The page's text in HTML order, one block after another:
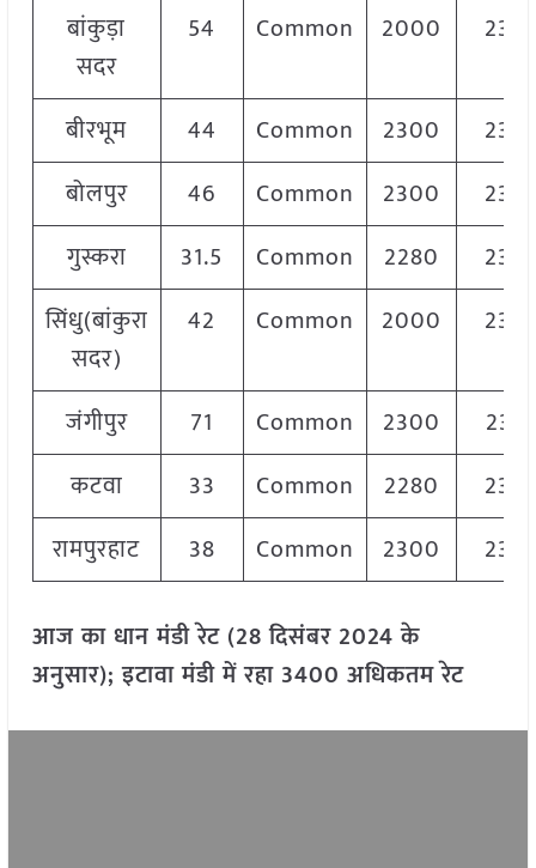
बांकुड़ा
सदर
54 Common 2000
बीरभूम 44 Common 2300
बोलपुर
46 Common 2300
गुस्करा
31.5 Common 2280
सिंधु(बांकुरा
सदर)
42 Common 2000
जंगीपुर 71 Common 2300
कटवा
33 Common 2280
रामपुरहाट
38 Common 2300
आज का धान मंडी रेट (28दिसंबर 2024के
अनुसार); इटावा मंडी में रहा3400 अधिकतम रेट